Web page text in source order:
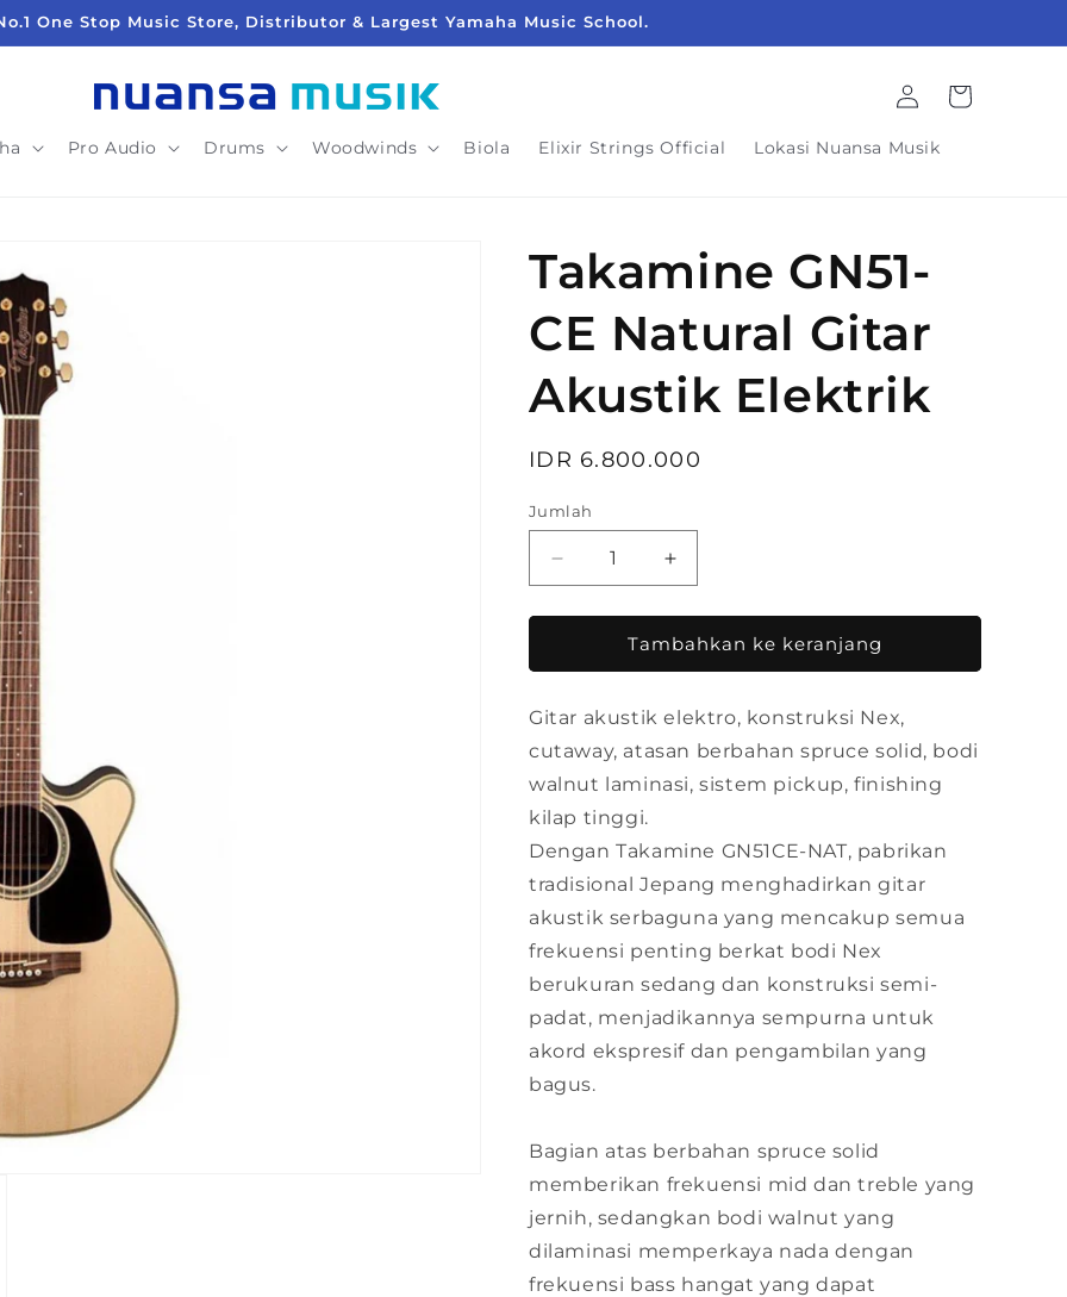
One Stop Music Store, Distributor & Largest Yamaha Music School.
Pro Audio Drums Woodwinds Biola Elixir Strings Official Lokasi Nuansa Musik
LoginKeranjang
Takamine GN51-
CE Natural Gitar
Akustik Elektrik
Harga
IDR 6.800.000
Jumlah
Kurangi
jumlah
untuk
Takamine
GN51-
Natural
Gitar
Akustik
Elektrik
Tambah
jumlah
untuk
Takamine
GN51-
Natural
Gitar
Elektrik
Tambahkan ke keranjang
Gitar akustik elektro, konstruksi Nex,
cutaway, atasan berbahan spruce solid, bodi
walnut laminasi, sistem pickup, finishing
kilap tinggi.
Dengan Takamine GN51CE-NAT, pabrikan
tradisional Jepang menghadirkan gitar
akustik serbaguna yang mencakup semua
frekuensi penting berkat bodi Nex
berukuran sedang dan konstruksi semi-
padat, menjadikannya sempurna untuk
akord ekspresif dan pengambilan yang
bagus.
Bagian atas berbahan spruce solid
memberikan frekuensi mid dan treble yang
jernih, sedangkan bodi walnut yang
dilaminasi memperkaya nada dengan
frekuensi bass hangat yang dapat